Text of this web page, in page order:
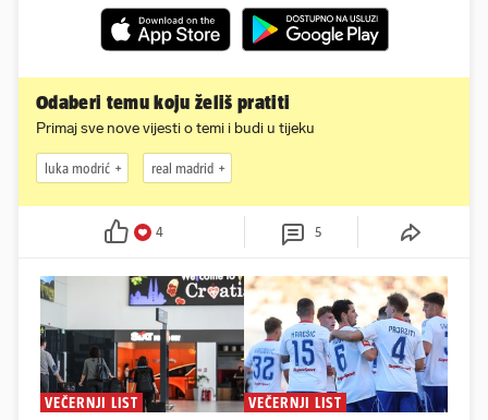
Odaberi temu koju želiš pratiti
Primaj sve nove vijesti o temi i budi u tijeku
luka modrić real madrid
4 5